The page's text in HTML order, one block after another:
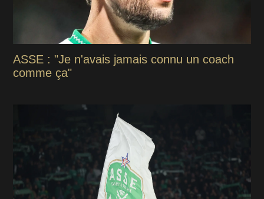
ASSE : "Je n'avais jamais connu un coach
comme ça"